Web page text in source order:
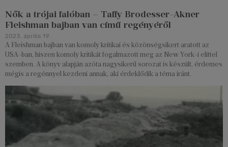
Nők a trójai falóban – Taffy Brodesser-Akner
Fleishman bajban van című regényéről
2023. április 19.
A Fleishman bajban van komoly kritikai és közönségsikert aratott az
USA-ban, hiszen komoly kritikát fogalmazott meg az New York-i elittel
szemben. A könyv alapján azóta nagysikerű sorozat is készült, érdemes
mégis a regénnyel kezdeni annak, aki érdeklődik a téma iránt.